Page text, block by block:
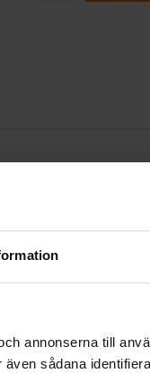
annonserna till
sådana